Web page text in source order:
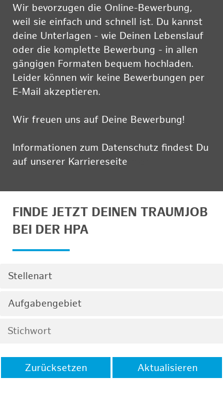
Wir bevorzugen die Online-Bewerbung,
weil sie einfach und schnell ist. Du kannst
deine Unterlagen - wie Deinen Lebenslauf
oder die komplette Bewerbung - in allen
gängigen Formaten bequem hochladen.
Leider können wir keine Bewerbungen per
E-Mail akzeptieren.
Wir freuen uns auf Deine Bewerbung!
Informationen zum Datenschutz findest Du
auf unserer Karriereseite
FINDE JETZT DEINEN TRAUMJOB
BEI DER HPA
Stellenart
Aufgabengebiet
Zurücksetzen Aktualisieren